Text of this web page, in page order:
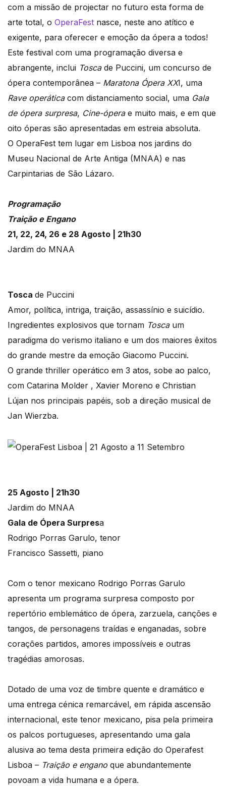
com a missão de projectar no futuro esta forma de
arte total, o OperaFest nasce, neste ano atítico e
exigente, para oferecer e emoção da ópera a todos!
Este festival com uma programação diversa e
abrangente, inclui Tosca de Puccini, um concurso de
ópera contemporânea – Maratona Ópera XXI, uma
Rave operática com distanciamento social, uma Gala
de ópera surpresa, Cine-ópera e muito mais, e em que
oito óperas são apresentadas em estreia absoluta.
O OperaFest tem lugar em Lisboa nos jardins do
Museu Nacional de Arte Antiga (MNAA) e nas
Carpintarias de São Lázaro.
Programação
Traição e Engano
21, 22, 24, 26 e 28 Agosto | 21h30
Jardim do MNAA
Tosca de Puccini
Amor, política, intriga, traição, assassínio e suicídio.
Ingredientes explosivos que tornam Tosca um
paradigma do verismo italiano e um dos maiores êxitos
do grande mestre da emoção Giacomo Puccini.
O grande thriller operático em 3 atos, sobe ao palco,
com Catarina Molder , Xavier Moreno e Christian
Lújan nos principais papéis, sob a direção musical de
Jan Wierzba.
25 Agosto | 21h30
Jardim do MNAA
Gala de Ópera Surpresa
Rodrigo Porras Garulo, tenor
Francisco Sassetti, piano
Com o tenor mexicano Rodrigo Porras Garulo
apresenta um programa surpresa composto por
repertório emblemático de ópera, zarzuela, canções e
tangos, de personagens traídas e enganadas, sobre
corações partidos, amores impossíveis e outras
tragédias amorosas.
Dotado de uma voz de timbre quente e dramático e
uma entrega cénica remarcável, em rápida ascensão
internacional, este tenor mexicano, pisa pela primeira
os palcos portugueses, apresentando uma gala
alusiva ao tema desta primeira edição do Operafest
Lisboa – Traição e engano que abundantemente
povoam a vida humana e a ópera.